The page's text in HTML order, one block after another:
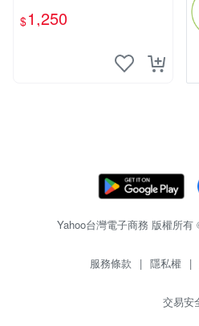
$1,250
Yahoo台灣電子商務 版權所
服務條款 | 隱私權 |
交易安